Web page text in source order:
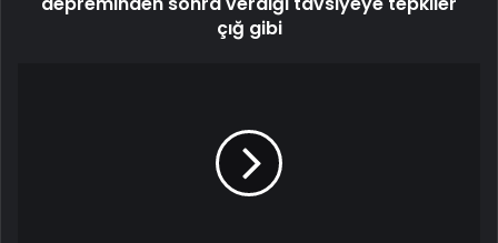
çığ gibi